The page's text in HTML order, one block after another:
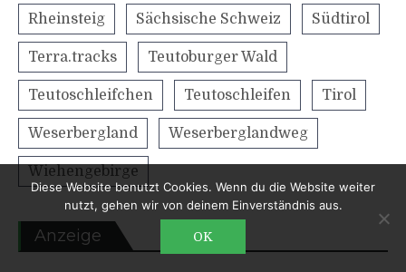
Rheinsteig Sächsische Schweiz Südtirol
Terra.tracks Teutoburger Wald
Teutoschleifchen Teutoschleifen Tirol
Weserbergland Weserberglandweg
Wiehengebirge
Anzeige
Diese Website benutzt Cookies. Wenn du die Website weiter
nutzt, gehen wir von deinem Einverständnis aus.
OK